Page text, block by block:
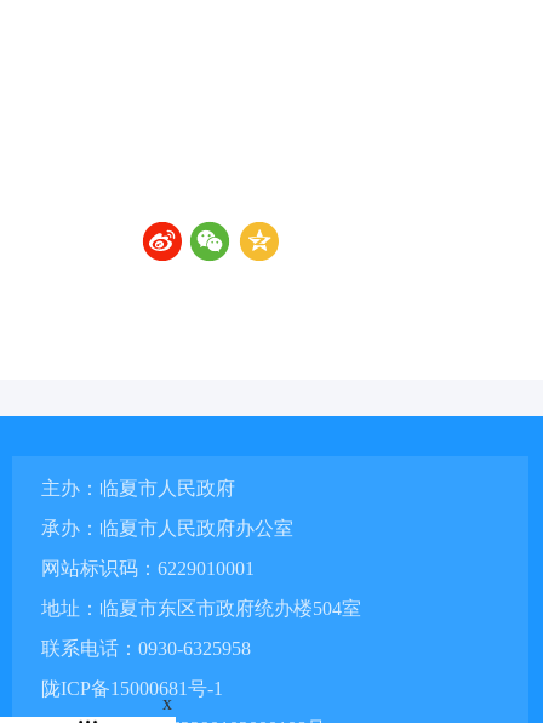
主办：临夏市人民政府
承办：临夏市人民政府办公室
网站标识码：6229010001
地址：临夏市东区市政府统办楼504室
联系电话：0930-6325958
陇ICP备15000681号-1
x